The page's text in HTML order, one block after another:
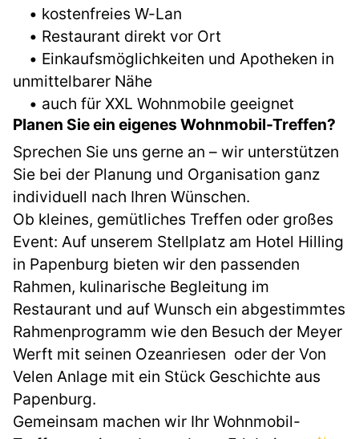
• kostenfreies W-Lan
• Restaurant direkt vor Ort
• Einkaufsmöglichkeiten und Apotheken in
unmittelbarer Nähe
• auch für XXL Wohnmobile geeignet
Planen Sie ein eigenes Wohnmobil-Treffen?
Sprechen Sie uns gerne an – wir unterstützen
Sie bei der Planung und Organisation ganz
individuell nach Ihren Wünschen.
Ob kleines, gemütliches Treffen oder großes
Event: Auf unserem Stellplatz am Hotel Hilling
in Papenburg bieten wir den passenden
Rahmen, kulinarische Begleitung im
Restaurant und auf Wunsch ein abgestimmtes
Rahmenprogramm wie den Besuch der Meyer
Werft mit seinen Ozeanriesen oder der Von
Velen Anlage mit ein Stück Geschichte aus
Papenburg.
Gemeinsam machen wir Ihr Wohnmobil-